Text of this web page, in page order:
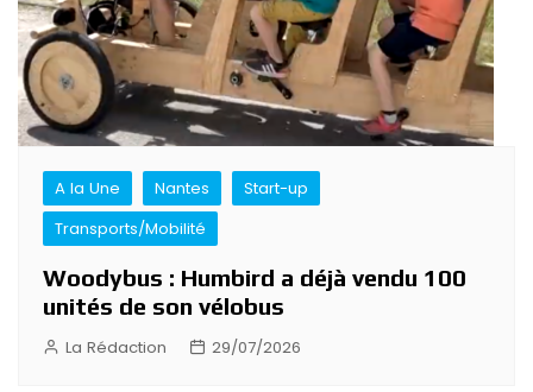
A la Une Nantes
Start-up
Transports/Mobilité
Woodybus : Humbird a déjà vendu 100
unités de son vélobus
La Rédaction 29/07/2026